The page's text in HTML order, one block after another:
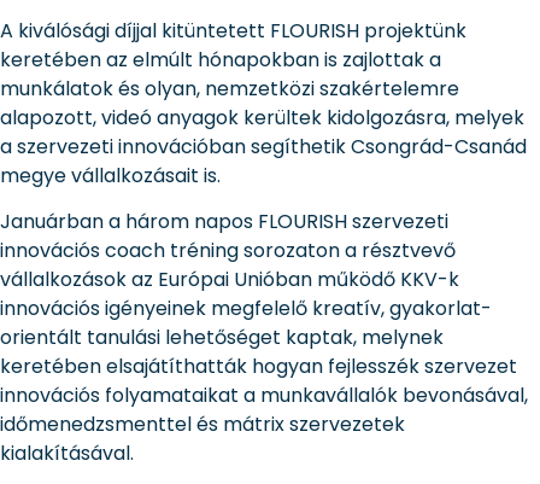
A kiválósági díjjal kitüntetett FLOURISH projektünk
keretében az elmúlt hónapokban is zajlottak a
munkálatok és olyan, nemzetközi szakértelemre
alapozott, videó anyagok kerültek kidolgozásra, melyek
a szervezeti innovációban segíthetik Csongrád-Csanád
megye vállalkozásait is.
Januárban a három napos FLOURISH szervezeti
innovációs coach tréning sorozaton a résztvevő
vállalkozások az Európai Unióban működő KKV-k
innovációs igényeinek megfelelő kreatív, gyakorlat-
orientált tanulási lehetőséget kaptak, melynek
keretében elsajátíthatták hogyan fejlesszék szervezet
innovációs folyamataikat a munkavállalók bevonásával,
időmenedzsmenttel és mátrix szervezetek
kialakításával.